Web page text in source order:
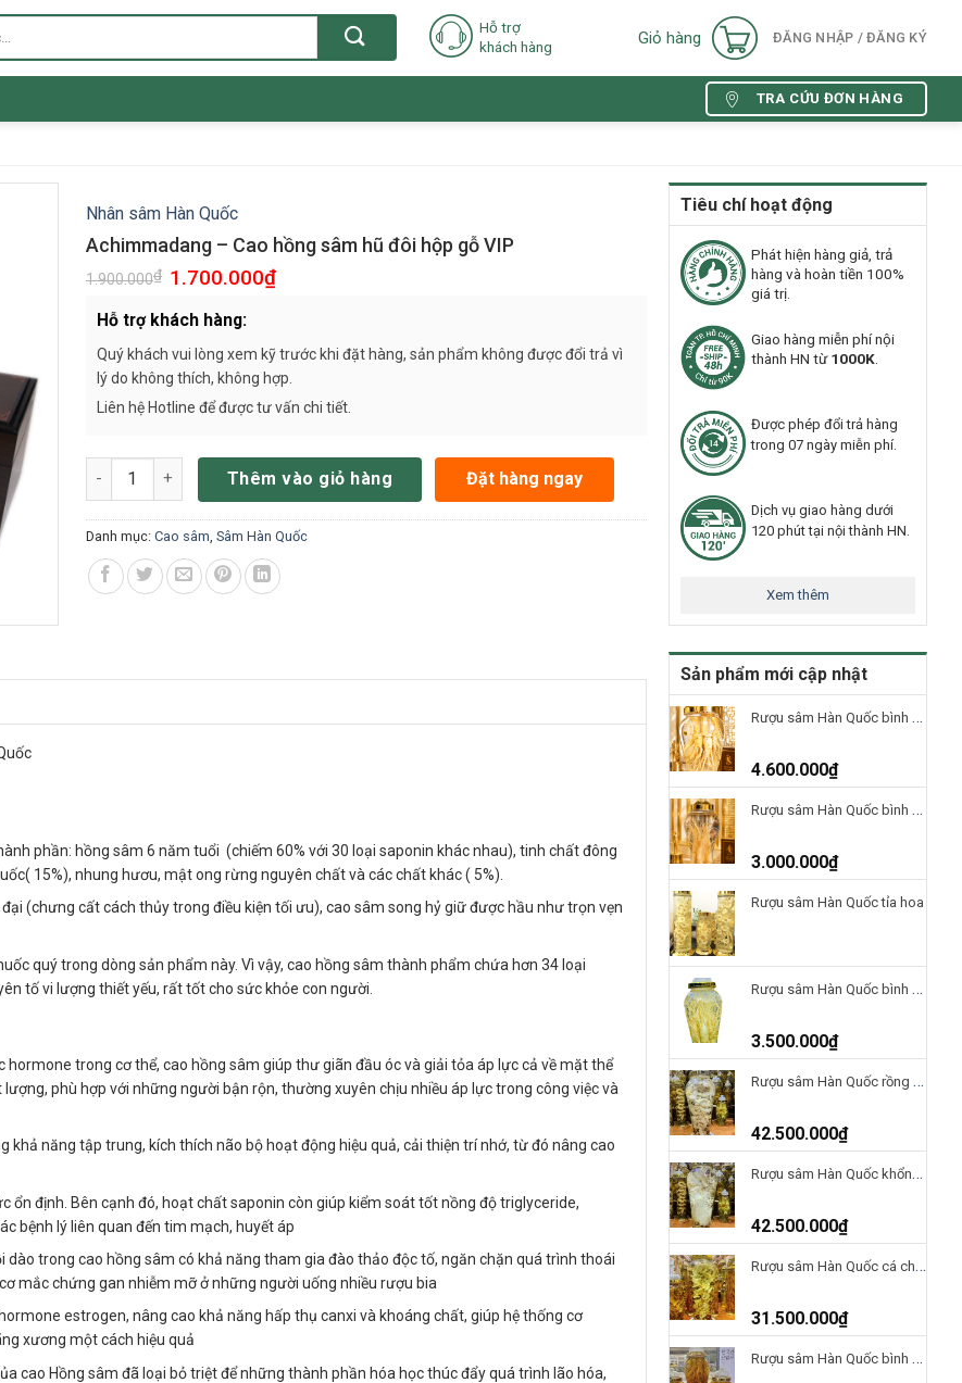
Hỗ trợ
khách hàng
Giỏ hàng ĐĂNG NHẬP / ĐĂNG KÝ
TRA CỨU ĐƠN HÀNG
Tiêu chí hoạt động
Phát hiện hàng giả, trả
hàng và hoàn tiền 100%
giá trị.
Giao hàng miễn phí nội
thành HN từ1000K
Được phép đổi trả hàng
trong 07 ngày miễn phí.
Dịch vụ giao hàng dưới
120 phút tại nội thành HN.
Xem thêm
Sản phẩm mới cập nhật
Rượu sâm Hàn Quốc bình 10 Lít – 5 củ
4.600.000₫
Rượu sâm Hàn Quốc bình 5 Lít – 5 củ
3.000.000₫
Rượu sâm Hàn Quốc tỉa hoa
Rượu sâm Hàn Quốc bình 5 Lít – 3 củ sâm
3.500.000₫
Rượu sâm Hàn Quốc rồng vàng phú quý 41 lít
42.500.000₫
Rượu sâm Hàn Quốc khổng tước uyên ương 41 lít
42.500.000₫
Rượu sâm Hàn Quốc cá chép hóa rồng bình 41 lít
31.500.000₫
Rượu sâm Hàn Quốc bình 41 Lít
Nhân sâm Hàn Quốc
Achimmadang – Cao hồng sâm hũ đôi hộp gỗ VIP
1.900.000₫ 1.700.000₫
Hỗ trợ khách hàng:
Quý khách vui lòng xem kỹ trước khi đặt hàng, sản phẩm không được đổi trả vì
lý do không thích, không hợp.
Liên hệ Hotline để được tư vấn chi tiết.
Achimmadang - Cao hồng sâm hũ đôi hộp gỗ VIP số lượng
Thêm vào giỏ hàng Đặt hàng ngay
Danh mục: Cao sâm Sâm Hàn Quốc
phần: hồng sâm 6 năm tuổi (chiếm 60% với 30 loại saponin khác nhau), tinh chất đông
15%), nhung hươu, mật ong rừng nguyên chất và các chất khác ( 5%).
(chưng cất cách thủy trong điều kiện tối ưu), cao sâm song hỷ giữ được hầu như trọn vẹn
quý trong dòng sản phẩm này. Vì vậy, cao hồng sâm thành phẩm chứa hơn 34 loại
tố vi lượng thiết yếu, rất tốt cho sức khỏe con người.
trong cơ thể, cao hồng sâm giúp thư giãn đầu óc và giải tỏa áp lực cả về mặt thể
phù hợp với những người bận rộn, thường xuyên chịu nhiều áp lực trong công việc và
năng tập trung, kích thích não bộ hoạt động hiệu quả, cải thiện trí nhớ, từ đó nâng cao
ổn định. Bên cạnh đó, hoạt chất saponin còn giúp kiểm soát tốt nồng độ triglyceride,
bệnh lý liên quan đến tim mạch, huyết áp
dào trong cao hồng sâm có khả năng tham gia đào thảo độc tố, ngăn chặn quá trình thoái
mắc chứng gan nhiễm mỡ ở những người uống nhiều rượu bia
estrogen, nâng cao khả năng hấp thụ canxi và khoáng chất, giúp hệ thống cơ
xương một cách hiệu quả
cao Hồng sâm đã loại bỏ triệt để những thành phần hóa học thúc đẩy quá trình lão hóa,